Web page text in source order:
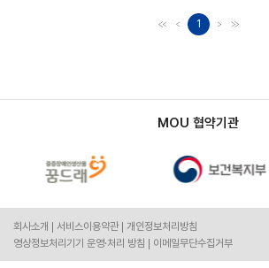
1
MOU 협약기관
회사소개 서비스이용약관
개인정보처리방침
영상정보처리기기 운영·처리 방침
이메일무단수집거부